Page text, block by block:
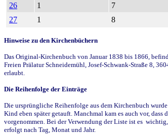
26
1 7
27
1 8
Hinweise zu den Kirchenbüchern
Das Original-Kirchenbuch von Januar 1838 bis 1866,
Freien Prälatur Schneidemühl, Josef-Schwank-Straße 8,
erlaubt.
Die Reihenfolge der Einträge
Die ursprüngliche Reihenfolge aus dem Kirchenbuch
Kind eben später getauft. Manchmal kam es auch vor,
vorgenommen. Bei der Verwendung der Liste ist es
erfolgt nach Tag, Monat und Jahr.